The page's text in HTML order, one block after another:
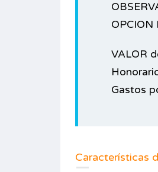
OPCION
VALOR
Gastos
Características